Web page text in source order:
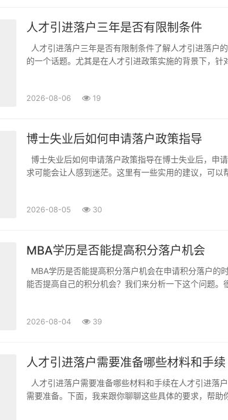
人才引进落户三年是否有限制条件
的一个话题。尤其是在人才引进政策实施的背景下，针
2026-08-06 19
博士失业后如何申请落户政策指导
求可能会让人感到迷茫。这里有一些实用的建议，可以
2026-08-05 30
MBA学历是否能提高积分落户机会
能否提高自己的积分机会？我们来分析一下这个问题。
2026-08-04 39
人才引进落户需要准备哪些材料和手续
需要准备。下面，我来跟你聊聊这些具体的要求，帮助